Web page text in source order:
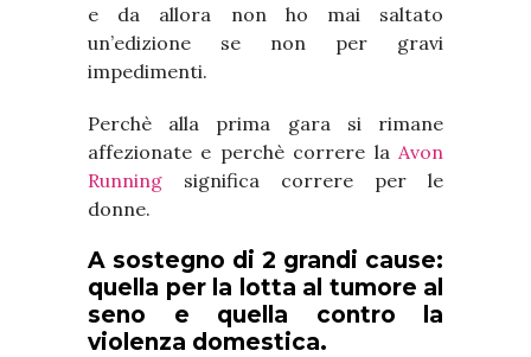
e da allora non ho mai saltato
un’edizione se non per gravi
impedimenti.
Perchè alla prima gara si rimane
affezionate e perchè correre la Avon
Running significa correre per le
donne.
A sostegno di 2 grandi cause:
quella per la lotta al tumore al
seno e quella contro la
violenza domestica.